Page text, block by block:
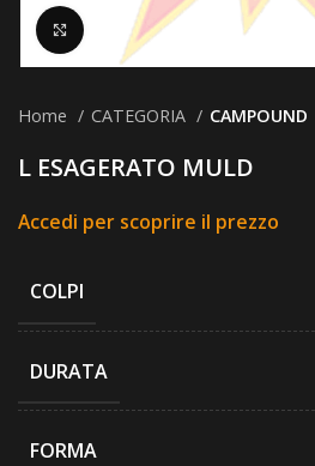
Clicca per ingrandire
Home CATEGORIA CAMPOUND
L ESAGERATO MULD
Accedi per scoprire il prezzo
COLPI
DURATA
FORMA